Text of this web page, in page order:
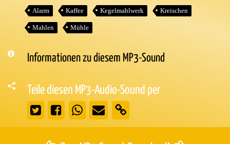
Alarm Kaffee Kegelmahlwerk Kreischen
Mahlen Mühle
Informationen zu diesem MP3-Sound
Teile diesen MP3-Audio-Sound per